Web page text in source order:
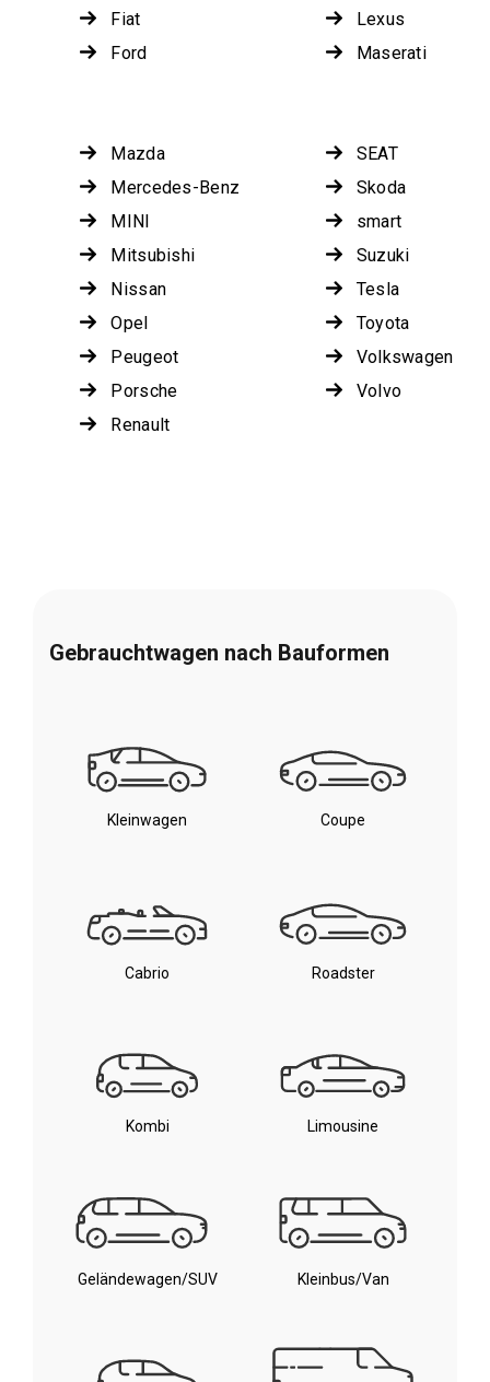
Fiat
Ford
Lexus
Maserati
Mazda
Mercedes-Benz
MINI
Mitsubishi
Nissan
Opel
Peugeot
Porsche
Renault
SEAT
Skoda
smart
Suzuki
Tesla
Toyota
Volkswagen
Volvo
Gebrauchtwagen nach Bauformen
Kleinwagen Coupe
Cabrio Roadster
Kombi Limousine
Geländewagen/SUV Kleinbus/Van